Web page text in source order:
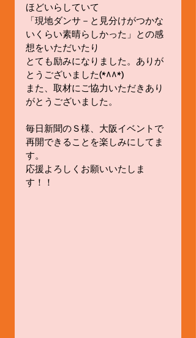
ほどいらしていて
「現地ダンサ－と見分けがつかな
いくらい素晴らしかった」との感
想をいただいたり
とても励みになりました。ありが
とうございました(*^^*)
また、取材にご協力いただきあり
がとうございました。
毎日新聞のＳ様、大阪イベントで
再開できることを楽しみにしてま
す。
応援よろしくお願いいたしま
す！！